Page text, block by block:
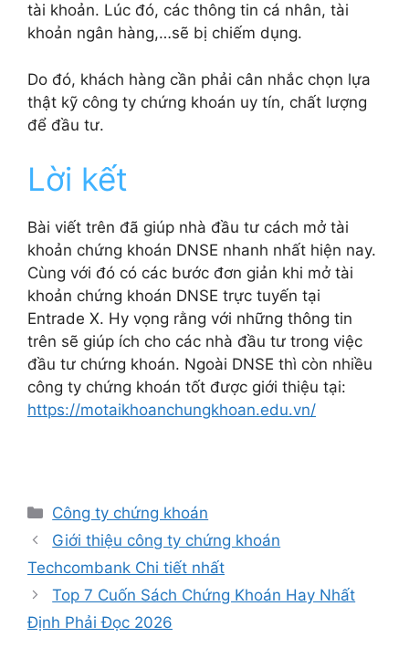
tài khoản. Lúc đó, các thông tin cá nhân, tài
khoản ngân hàng,…sẽ bị chiếm dụng.
Do đó, khách hàng cần phải cân nhắc chọn lựa
thật kỹ công ty chứng khoán uy tín, chất lượng
để đầu tư.
Lời kết
Bài viết trên đã giúp nhà đầu tư cách mở tài
khoản chứng khoán DNSE nhanh nhất hiện nay.
Cùng với đó có các bước đơn giản khi mở tài
khoản chứng khoán DNSE trực tuyến tại
Entrade X. Hy vọng rằng với những thông tin
trên sẽ giúp ích cho các nhà đầu tư trong việc
đầu tư chứng khoán. Ngoài DNSE thì còn nhiều
công ty chứng khoán tốt được giới thiệu tại:
https://motaikhoanchungkhoan.edu.vn/
Danh
mục
Công ty chứng khoán
Giới thiệu công ty chứng khoán
Techcombank Chi tiết nhất
Top 7 Cuốn Sách Chứng Khoán Hay Nhất
Định Phải Đọc 2026